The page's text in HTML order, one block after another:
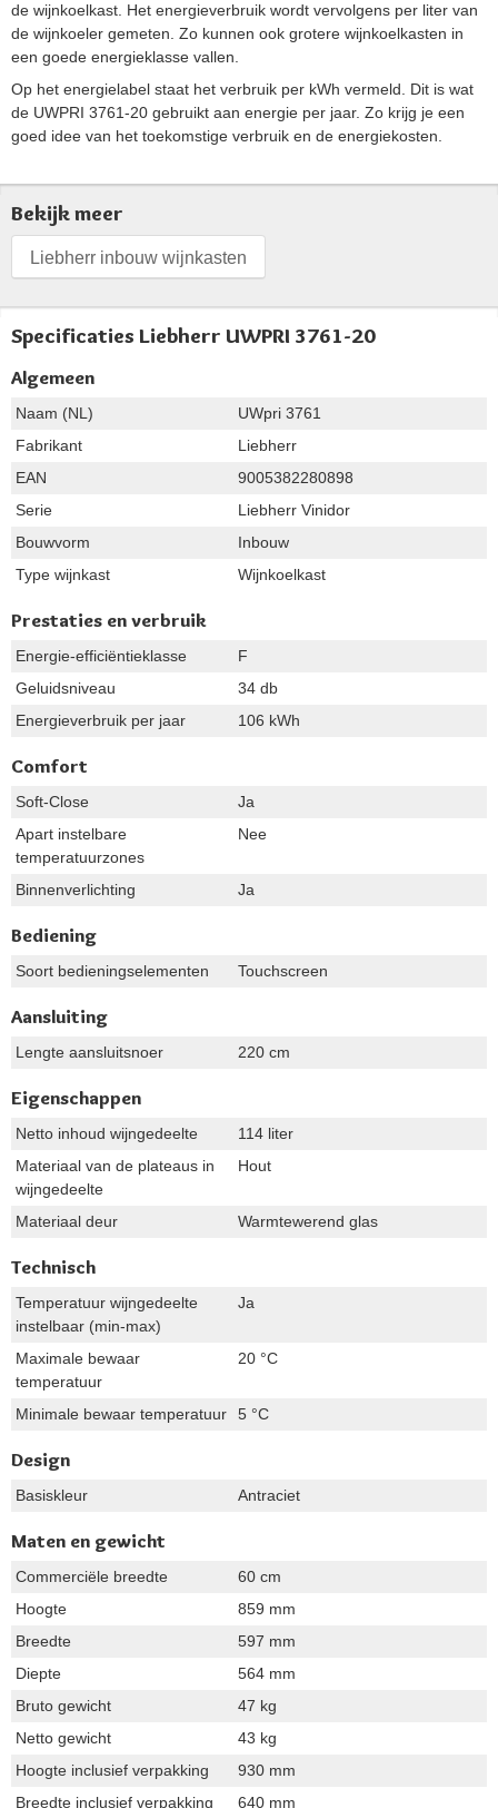
de wijnkoelkast. Het energieverbruik wordt vervolgens per liter van
de wijnkoeler gemeten. Zo kunnen ook grotere wijnkoelkasten in
een goede energieklasse vallen.
Op het energielabel staat het verbruik per kWh vermeld. Dit is wat
de UWPRI 3761-20 gebruikt aan energie per jaar. Zo krijg je een
goed idee van het toekomstige verbruik en de energiekosten.
Bekijk meer
Liebherr inbouw wijnkasten
Specificaties Liebherr UWPRI 3761-20
Algemeen
Naam (NL)
UWpri 3761
Fabrikant
Liebherr
EAN
9005382280898
Serie
Liebherr Vinidor
Bouwvorm
Inbouw
Type wijnkast
Wijnkoelkast
Prestaties en verbruik
Energie-efficiëntieklasse
F
Geluidsniveau
34 db
Energieverbruik per jaar
106 kWh
Comfort
Soft-Close
Ja
Apart instelbare
temperatuurzones
Nee
Binnenverlichting Ja
Bediening
Soort bedieningselementen Touchscreen
Aansluiting
Lengte aansluitsnoer 220 cm
Eigenschappen
Netto inhoud wijngedeelte
114 liter
Materiaal van de plateaus in
wijngedeelte
Hout
Materiaal deur Warmtewerend glas
Technisch
Temperatuur wijngedeelte
instelbaar (min-max)
Ja
Maximale bewaar
temperatuur
20 °C
Minimale bewaar temperatuur 5 °C
Design
Basiskleur Antraciet
Maten en gewicht
Commerciële breedte
60 cm
Hoogte
859 mm
Breedte
597 mm
Diepte
564 mm
Bruto gewicht
47 kg
Netto gewicht
43 kg
Hoogte inclusief verpakking
930 mm
Breedte inclusief verpakking
640 mm